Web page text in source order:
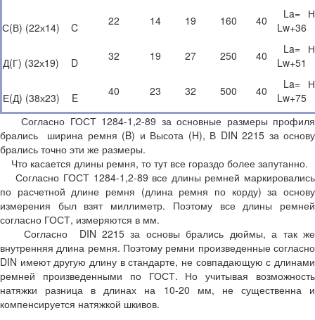
С(В) (22х14) C 22 14 19 160 40
La=
Lw+36
Д(Г) (32х19) D 32 19 27 250 40
La=
Lw+51
Е(Д) (38х23) E 40 23 32 500 40
La=
Lw+75
Согласно ГОСТ 1284-1,2-89 за основные размеры профиля
брались ширина ремня (B) и Высота (H), В DIN 2215 за основу
брались точно эти же размеры.
Что касается длины ремня, то тут все гораздо более запутанно.
Согласно ГОСТ 1284-1,2-89 все длины ремней маркировались
по расчетной длине ремня (длина ремня по корду) за основу
измерения был взят миллиметр. Поэтому все длины ремней
согласно ГОСТ, измеряются в мм.
Согласно DIN 2215 за основы брались дюймы, а так же
внутренняя длина ремня. Поэтому ремни произведенные согласно
DIN имеют другую длину в стандарте, не совпадающую с длинами
ремней произведенными по ГОСТ. Но учитывая возможность
натяжки разница в длинах на 10-20 мм, не существенна и
компенсируется натяжкой шкивов.